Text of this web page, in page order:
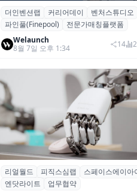
더인벤션랩·커리어데이, 스타트업 전
가 매칭 플랫폼 ‘파인풀’ 출시
더인벤션랩 커리어데이
벤처스튜디오
파인풀(Finepool)
전문가매칭플랫폼
Welaunch
8월 7일 오후 1:34
14
리얼월드, 로봇테크 스타트업 3곳과
잡고 휴머노이드 표준 만든다
리얼월드 피직스심랩
스페이스에이아
엔닷라이트
업무협약